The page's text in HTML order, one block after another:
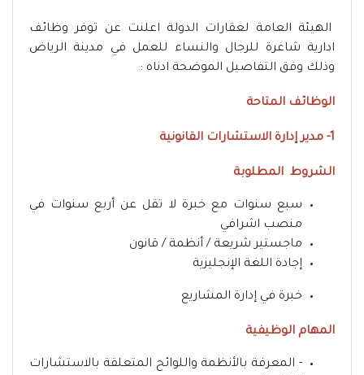
الهيئة العامة لعقارات الدولة اعلنت عن توفر وظائف
ادارية شاغرة للرجال والنساء للعمل في مدينة الرياض
وذلك وفق التفاصيل الموضحة ادناه :
الوظائف المتاحة
1- مدير إدارة الاستشارات القانونية
الشروط المطلوبة
سبع سنوات مع خبرة لا تقل عن أربع سنوات في
منصب اشرافي
ماجستير شريعة / أنظمة / قانون
إجادة اللغة الإنجليزية
خبرة في إدارة المشاريع
المهام الوظيفية
- المعرفة بالأنظمة واللوائح المتعلقة بالاستشارات